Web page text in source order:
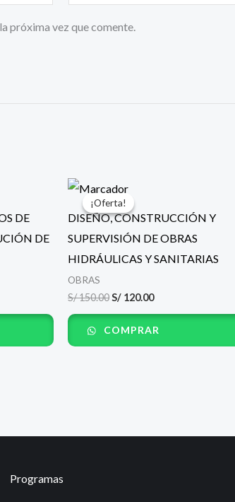
próxima vez que comente.
DE
DE
¡Oferta!
¡Oferta!
DISEÑO, CONSTRUCCIÓN Y
SUPERVISIÓN DE OBRAS
HIDRÁULICAS Y SANITARIAS
OBRAS
S/150.00
El
precio
original
era:
S/ 150.00.
S/ 120.00
es:
S/ 120.00.
COMPRAR
Programas